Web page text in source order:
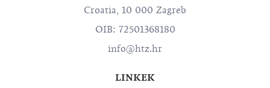
Croatia, 10 000 Zagreb
OIB: 72501368180
info@htz.hr
LINKEK